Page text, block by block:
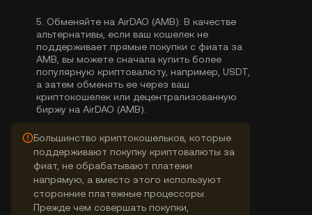
5. Обменяйте на AirDAO (AMB): В качестве
альтернативы, если ваш кошелек не
поддерживает прямые покупки с фиата за
AMB, вы можете сначала купить более
популярную криптовалюту, например, USDT,
а затем обменять ее через ваш
криптокошелек или децентрализованную
биржу на AirDAO (AMB).
Большинство криптокошельков, которые
поддерживают покупку криптовалюты за
фиат, не обрабатывают платежи
напрямую, а вместо этого используют
сторонние платежные процессоры.
Прежде чем совершать покупки,